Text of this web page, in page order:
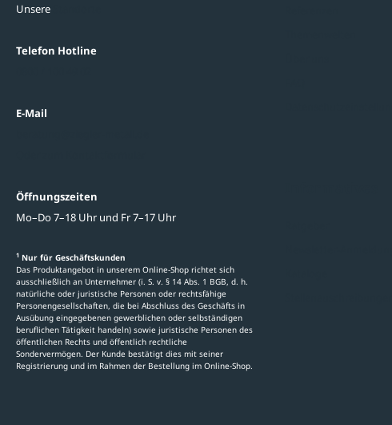
Unsere
Telefon Hotline
E-Mail
Öffnungszeiten
Mo–Do 7–18 Uhr und Fr 7–17 Uhr
1 Nur für Geschäftskunden
Das Produktangebot in unserem Online-Shop richtet sich
ausschließlich an Unternehmer (i. S. v. § 14 Abs. 1 BGB, d. h.
natürliche oder juristische Personen oder rechtsfähige
Personengesellschaften, die bei Abschluss des Geschäfts in
Ausübung eingegebenen gewerblichen oder selbständigen
beruflichen Tätigkeit handeln) sowie juristische Personen des
öffentlichen Rechts und öffentlich rechtliche
Sondervermögen. Der Kunde bestätigt dies mit seiner
Registrierung und im Rahmen der Bestellung im Online-Shop.